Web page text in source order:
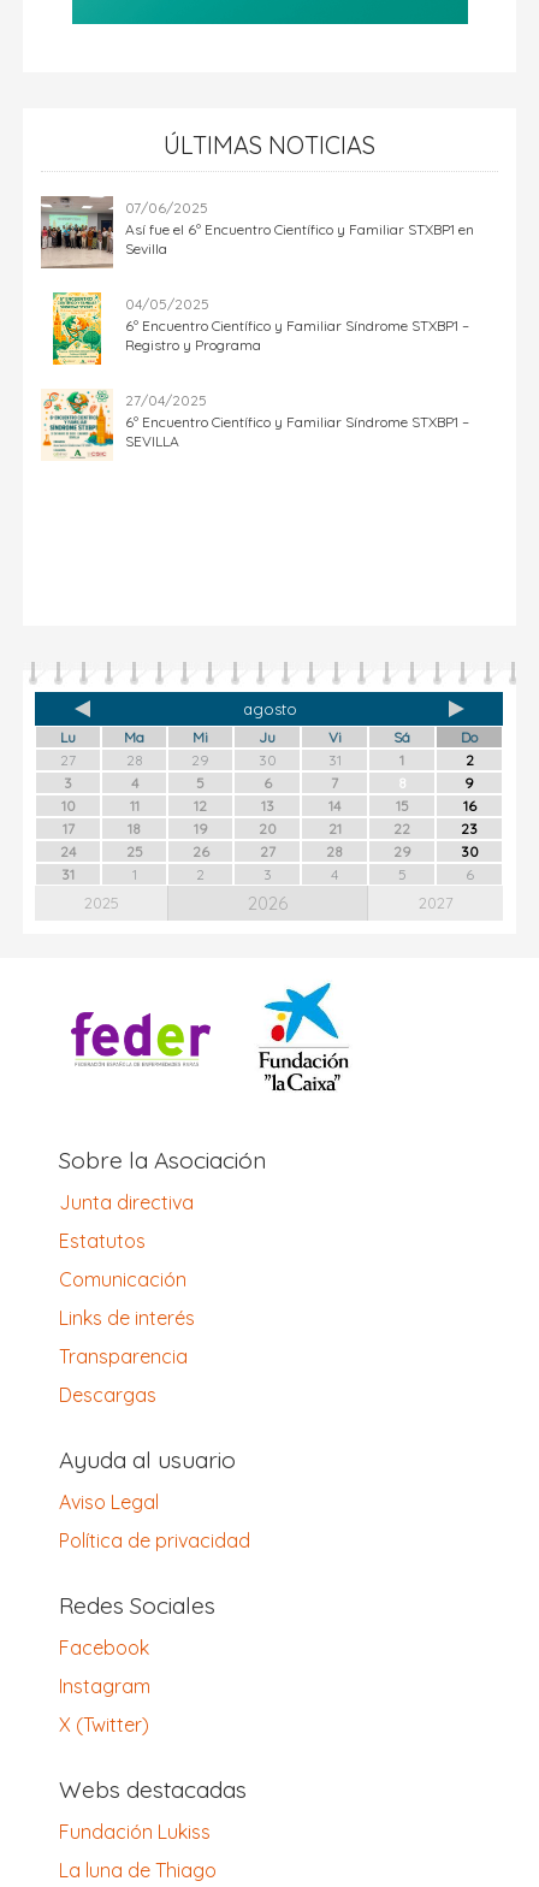
ÚLTIMAS NOTICIAS
07/06/2025
Así fue el 6º Encuentro Científico y Familiar STXBP1 en
Sevilla
04/05/2025
6º Encuentro Científico y Familiar Síndrome STXBP1 –
Registro y Programa
27/04/2025
6º Encuentro Científico y Familiar Síndrome STXBP1 –
SEVILLA
agosto
Lu Ma Mi Ju Vi Sá
Do
27
28 29 30 31 1
2
3
4 5 6 7 8
9
10
11 12 13 14 15
16
17
18 19 20 21 22
23
24
25 26 27 28 29
30
31
1 2 3 4 5 6
2025 2026 2027
Sobre la Asociación
Junta directiva
Estatutos
Comunicación
Links de interés
Transparencia
Descargas
Ayuda al usuario
Aviso Legal
Política de privacidad
Redes Sociales
Facebook
Instagram
X (Twitter)
Webs destacadas
Fundación Lukiss
La luna de Thiago